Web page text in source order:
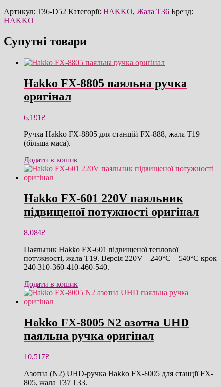
Артикул: T36-D52 Категорії: HAKKO, Жала T36 Бренд:
HAKKO
Супутні товари
Hakko FX-8805 паяльна ручка
оригінал
6,191₴
Ручка Hakko FX-8805 для станцій FX-888, жала T19
(більша маса).
Додати в кошик
Hakko FX-601 220V паяльник
підвищеної потужності оригінал
8,084₴
Паяльник Hakko FX-601 підвищеної теплової
потужності, жала T19. Версія 220V – 240°C – 540°C крок
240-310-360-410-460-540.
Додати в кошик
Hakko FX-8005 N2 азотна UHD
паяльна ручка оригінал
10,517₴
Азотна (N2) UHD-ручка Hakko FX-8005 для станції FX-
805, жала T37 T33.